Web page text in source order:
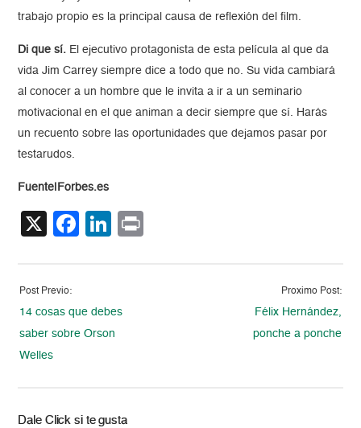
trabajo propio es la principal causa de reflexión del film.
Di que sí. El ejecutivo protagonista de esta película al que da
vida Jim Carrey siempre dice a todo que no. Su vida cambiará
al conocer a un hombre que le invita a ir a un seminario
motivacional en el que animan a decir siempre que sí. Harás
un recuento sobre las oportunidades que dejamos pasar por
testarudos.
Fuente|Forbes.es
X Facebook
LinkedIn
Post Previo:
14 cosas que debes
saber sobre Orson
Welles
Proximo Post:
Félix Hernández,
ponche a ponche
Dale Click si te gusta